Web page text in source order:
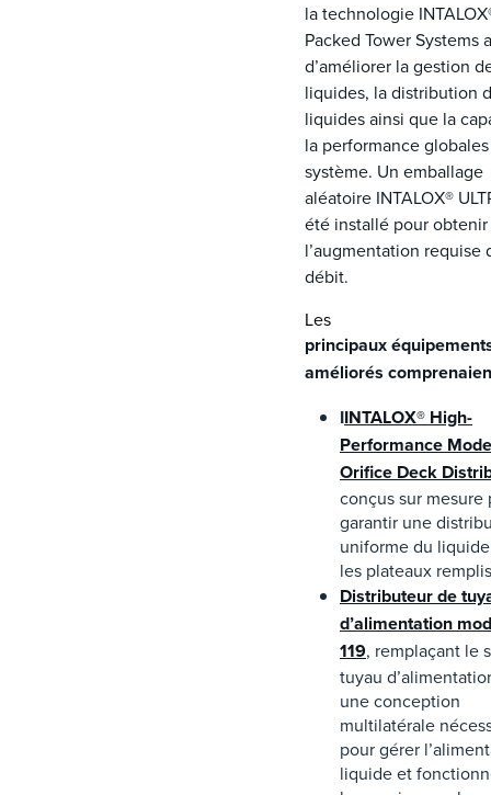
la technologie
Packed Tower Systems
d’améliorer la gestion
liquides, la distribution
liquides ainsi que la
la performance
système. Un emballage
aléatoire INTALOX®
été installé pour obtenir
l’augmentation requise
débit.
Les
principaux
améliorés
IINTALOX® High-
Performance
Orifice Deck
conçus sur mesure
garantir une
uniforme du
les plateaux
Distributeur de
d’alimentation
119, remplaçant le
tuyau
une conception
multilatérale
pour gérer
liquide et